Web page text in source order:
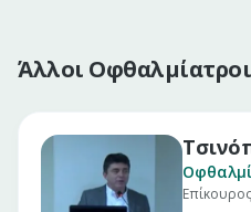
Άλλοι